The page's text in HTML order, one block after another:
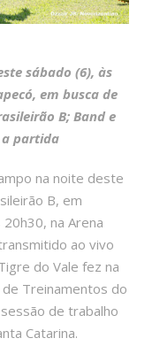
sábado (6), às
em busca de
B; Band e
partida
na noite deste
B, em
na Arena
ao vivo
do Vale fez na
Treinamentos do
de trabalho
Catarina.